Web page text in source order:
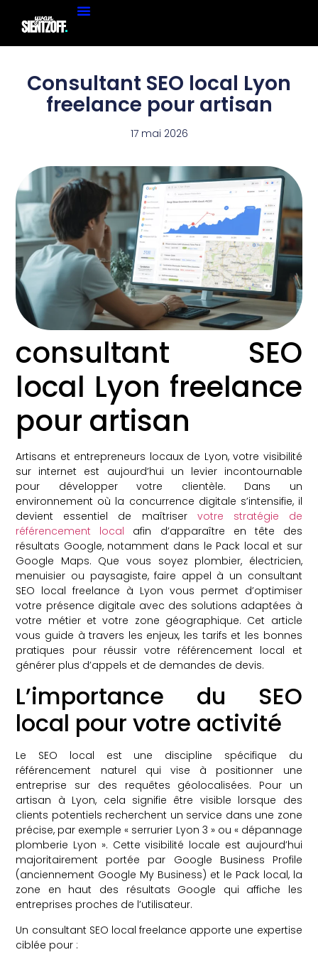
Consultant SEO local Lyon
freelance pour artisan
17 mai 2026
consultant SEO
local Lyon freelance
pour artisan
Artisans et entrepreneurs locaux de Lyon, votre visibilité
sur internet est aujourd’hui un levier incontournable
pour développer votre clientèle. Dans un
environnement où la concurrence digitale s’intensifie, il
devient essentiel de maîtriser votre stratégie de
référencement local afin d’apparaître en tête des
résultats Google, notamment dans le Pack local et sur
Google Maps. Que vous soyez plombier, électricien,
menuisier ou paysagiste, faire appel à un consultant
SEO local freelance à Lyon vous permet d’optimiser
votre présence digitale avec des solutions adaptées à
votre métier et votre zone géographique. Cet article
vous guide à travers les enjeux, les tarifs et les bonnes
pratiques pour réussir votre référencement local et
générer plus d’appels et de demandes de devis.
L’importance du SEO
local pour votre activité
Le SEO local est une discipline spécifique du
référencement naturel qui vise à positionner une
entreprise sur des requêtes géolocalisées. Pour un
artisan à Lyon, cela signifie être visible lorsque des
clients potentiels recherchent un service dans une zone
précise, par exemple « serrurier Lyon 3 » ou « dépannage
plomberie Lyon ». Cette visibilité locale est aujourd’hui
majoritairement portée par Google Business Profile
(anciennement Google My Business) et le Pack local, la
zone en haut des résultats Google qui affiche les
entreprises proches de l’utilisateur.
Un consultant SEO local freelance apporte une expertise
ciblée pour :